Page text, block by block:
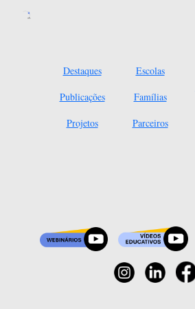
Destaques
Publicações
Projetos
Escolas
Famílias
Parceiros